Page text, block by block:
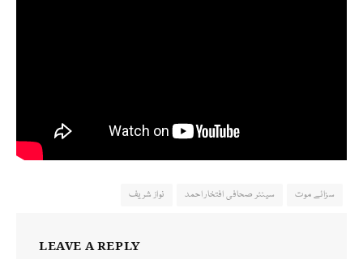
سزائے موت سینئر صحافی افتخار احمد نواز شریف
LEAVE A REPLY